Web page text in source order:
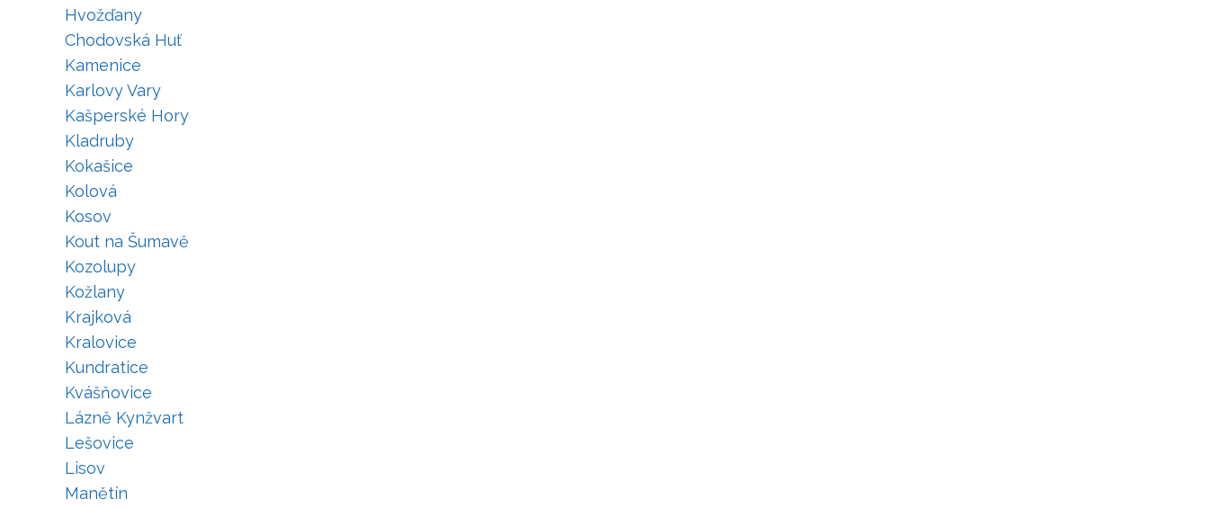
Hvožďany
Chodovská Huť
Kamenice
Karlovy Vary
Kašperské Hory
Kladruby
Kokašice
Kolová
Kosov
Kout na Šumavě
Kozolupy
Kožlany
Krajková
Kralovice
Kundratice
Kvášňovice
Lázně Kynžvart
Lešovice
Lisov
Manětín